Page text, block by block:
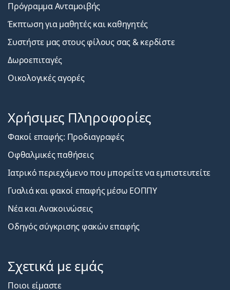
Πρόγραμμα Ανταμοιβής
Έκπτωση για μαθητές και καθηγητές
Συστήστε μας στους φίλους σας & κερδίστε
Δωροεπιταγές
Οικολογικές αγορές
Χρήσιμες Πληροφορίες
Φακοί επαφής: Προδιαγραφές
Οφθαλμικές παθήσεις
Ιατρικό περιεχόμενο που μπορείτε να εμπιστευτείτε
Γυαλιά και φακοί επαφής μέσω ΕΟΠΠΥ
Νέα και Ανακοινώσεις
Οδηγός σύγκρισης φακών επαφής
Σχετικά με εμάς
Ποιοι είμαστε